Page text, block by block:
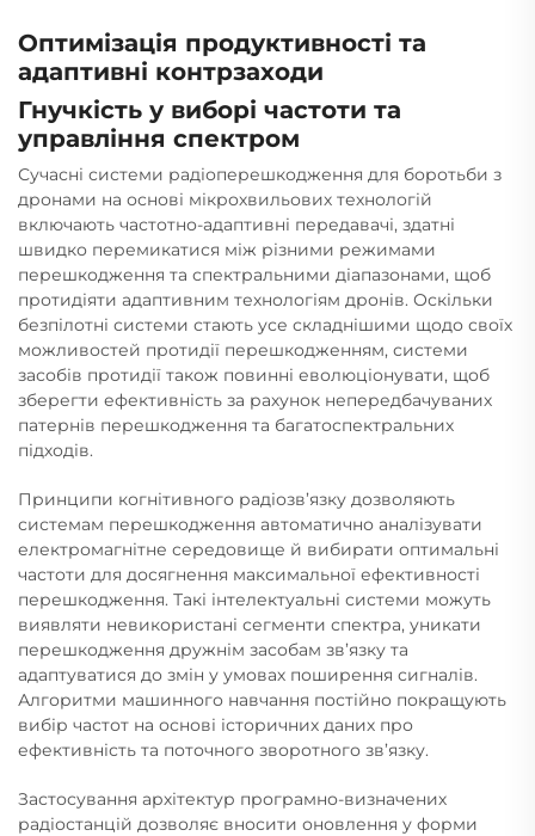
Оптимізація продуктивності та
адаптивні контрзаходи
Гнучкість у виборі частоти та
управління спектром
Сучасні системи радіоперешкодження для боротьби з
дронами на основі мікрохвильових технологій
включають частотно-адаптивні передавачі, здатні
швидко перемикатися між різними режимами
перешкодження та спектральними діапазонами, щоб
протидіяти адаптивним технологіям дронів. Оскільки
безпілотні системи стають усе складнішими щодо своїх
можливостей протидії перешкодженням, системи
засобів протидії також повинні еволюціонувати, щоб
зберегти ефективність за рахунок непередбачуваних
патернів перешкодження та багатоспектральних
підходів.
Принципи когнітивного радіозв’язку дозволяють
системам перешкодження автоматично аналізувати
електромагнітне середовище й вибирати оптимальні
частоти для досягнення максимальної ефективності
перешкодження. Такі інтелектуальні системи можуть
виявляти невикористані сегменти спектра, уникати
перешкодження дружнім засобам зв’язку та
адаптуватися до змін у умовах поширення сигналів.
Алгоритми машинного навчання постійно покращують
вибір частот на основі історичних даних про
ефективність та поточного зворотного зв’язку.
Застосування архітектур програмно-визначених
радіостанцій дозволяє вносити оновлення у форми